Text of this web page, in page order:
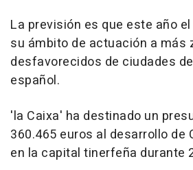
La previsión es que este año
su ámbito de actuación a más
desfavorecidos de ciudades
español.
'la Caixa' ha destinado un
360.465 euros al desarrollo de
en la capital tinerfeña durante